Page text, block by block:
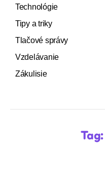
Technológie
Tipy a triky
Tlačové správy
Vzdelávanie
Zákulisie
Tag: